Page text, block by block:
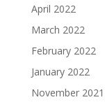
April 2022
March 2022
February 2022
January 2022
November 2021